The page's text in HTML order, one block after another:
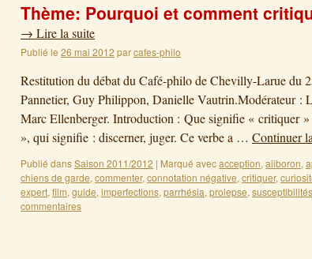
Thème: Pourquoi et comment
→ Lire la suite
Publié le 26 mai 2012 parcafes-philo
Restitution du débat du Café-philo de Chevilly-Larue du
Pannetier, Guy Philippon, Danielle Vautrin.Modérateur :
Marc Ellenberger. Introduction : Que signifie « critiquer
», qui signifie : discerner, juger. Ce verbe a … Continuer
Publié dansSaison 2011/2012 | Marqué avecacception, aliboron,
chiens de garde, commenter, connotation négative, critiquer,
expert, film, guide, imperfections, parrhésia, prolepse, susceptibilités
commentaires